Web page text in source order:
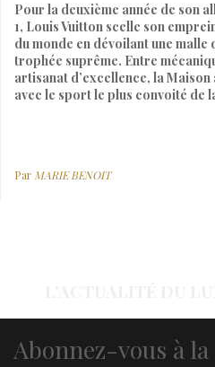
Pour la deuxième année de son
1, Louis Vuitton scelle son
du monde en dévoilant une malle
trophée suprême. Entre
artisanat d’excellence, la
avec le sport le plus convoité de
ParMARIE BENOIT
Abonnez-vous à